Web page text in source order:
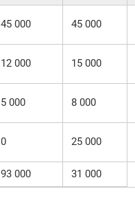
45 000 45 000
12 000 15 000
5 000 8 000
0 25 000
93 000 31 000